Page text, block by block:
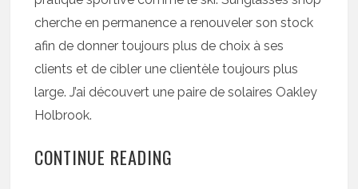
cherche en permanence a renouveler son stock
afin de donner toujours plus de choix à ses
clients et de cibler une clientèle toujours plus
large. J’ai découvert une paire de solaires Oakley
Holbrook.
CONTINUE READING